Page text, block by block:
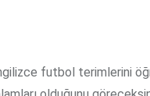
futbol terimlerini